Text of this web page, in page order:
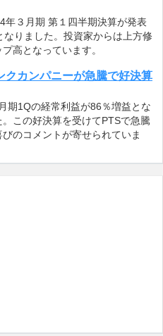
年３月期 第１四半期決算が発表
りました。投資家からは上方修
高となっています。
クカンパニーが急騰で好決算
期1Qの経常利益が86％増益とな
この好決算を受けてPTSで急騰
のコメントが寄せられていま